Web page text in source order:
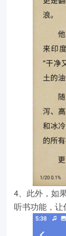
4、此外，如
听书功能，让